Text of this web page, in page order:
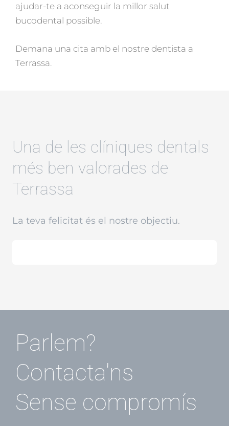
ajudar-te a aconseguir la millor salut
bucodental possible.
Demana una cita amb el nostre dentista a
Terrassa.
Una de les clíniques dentals
més ben valorades de
Terrassa
La teva felicitat és el nostre objectiu.
Parlem?
Contacta'ns
Sense compromís